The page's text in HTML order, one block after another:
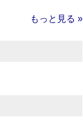
もっと見る »